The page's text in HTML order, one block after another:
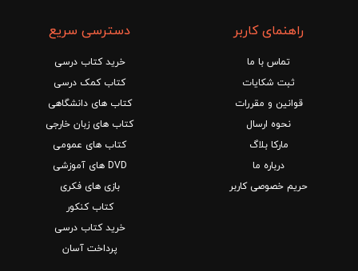
راهنمای کاربر
تماس با ما
ثبت شکایات
قوانین و مقررات
نحوه ارسال
مارکا بلاگ
درباره ما
حریم خصوصی کاربر
دسترسی سریع
خرید کتاب درسی
کتاب کمک درسی
کتاب های دانشگاهی
کتاب های زبان خارجی
کتاب های عمومی
DVD های آموزشی
بازی های فکری
کتاب کنکور
خرید کتاب درسی
پرداخت آسان